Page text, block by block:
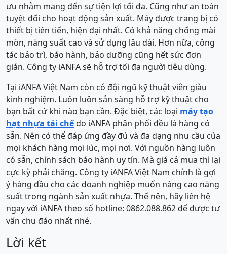
ưu nhằm mang đến sự tiện lợi tối đa. Cũng như an toàn
tuyệt đối cho hoạt động sản xuất. Máy được trang bị có
thiết bị tiên tiến, hiện đại nhất. Có khả năng chống mài
mòn, năng suất cao và sử dụng lâu dài. Hơn nữa, công
tác bảo trì, bảo hành, bảo dưỡng cũng hết sức đơn
giản. Công ty iANFA sẽ hỗ trợ tối đa người tiêu dùng.
Tại iANFA Việt Nam còn có đội ngũ kỹ thuật viên giàu
kinh nghiệm. Luôn luôn sẵn sàng hỗ trợ kỹ thuật cho
bạn bất cứ khi nào bạn cần. Đặc biệt, các loại máy tạo
hạt nhựa tái chếdo iANFA phân phối đều là hàng có
sẵn. Nên có thể đáp ứng đầy đủ và đa dạng nhu cầu của
mọi khách hàng mọi lúc, mọi nơi. Với nguồn hàng luôn
có sẵn, chính sách bảo hành uy tín. Mà giá cả mua thì lại
cực kỳ phải chăng. Công ty iANFA Việt Nam chính là gợi
ý hàng đầu cho các doanh nghiệp muốn nâng cao năng
suất trong ngành sản xuất nhựa. Thế nên, hãy liên hệ
ngay với iANFA theo số hotline: 0862.088.862 để được tư
vấn chu đáo nhất nhé.
Lời kết